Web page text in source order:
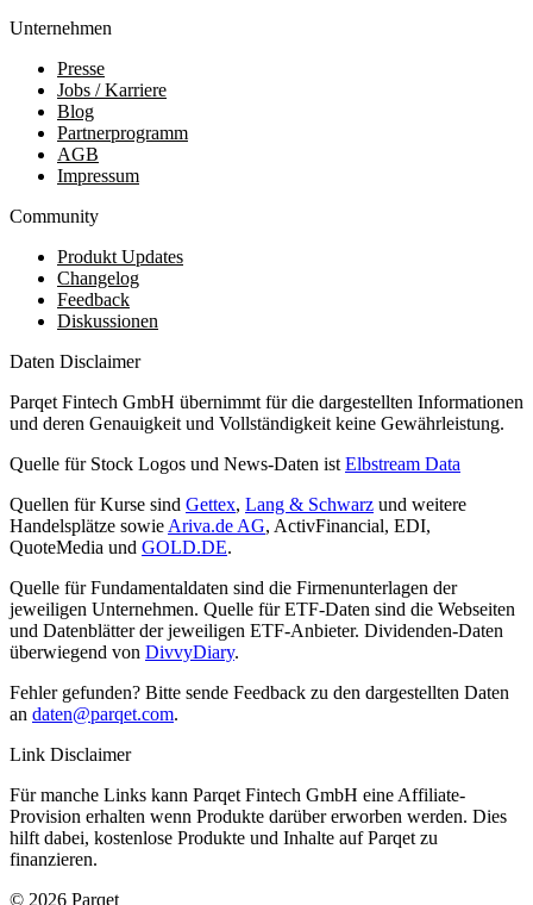
Unternehmen
Presse
Jobs / Karriere
Blog
Partnerprogramm
AGB
Impressum
Community
Produkt Updates
Changelog
Feedback
Diskussionen
Daten Disclaimer
Parqet Fintech GmbH übernimmt für die dargestellten Informationen
und deren Genauigkeit und Vollständigkeit keine Gewährleistung.
Quelle für Stock Logos und News-Daten ist Elbstream Data
Quellen für Kurse sind Gettex, Lang & Schwarz und weitere
Handelsplätze sowie Ariva.de AG, ActivFinancial, EDI,
QuoteMedia und GOLD.DE.
Quelle für Fundamentaldaten sind die Firmenunterlagen der
jeweiligen Unternehmen. Quelle für ETF-Daten sind die Webseiten
und Datenblätter der jeweiligen ETF-Anbieter. Dividenden-Daten
überwiegend von DivvyDiary.
Fehler gefunden? Bitte sende Feedback zu den dargestellten Daten
an daten@parqet.com.
Link Disclaimer
Für manche Links kann Parqet Fintech GmbH eine Affiliate-
Provision erhalten wenn Produkte darüber erworben werden. Dies
hilft dabei, kostenlose Produkte und Inhalte auf Parqet zu
finanzieren.
© 2026 Parqet